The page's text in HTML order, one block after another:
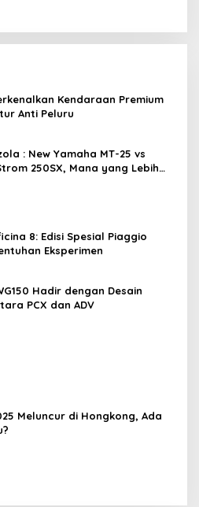
Kendaraan Premium
Anti Peluru
: New Yamaha MT-25 vs
250SX, Mana yang Lebih
8: Edisi Spesial Piaggio
Eksperimen
Hadir dengan Desain
PCX dan ADV
Meluncur di Hongkong, Ada